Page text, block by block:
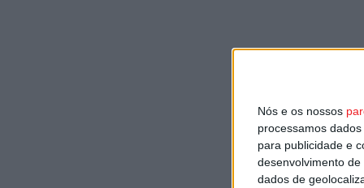
Nós e os nossos
processamos
para publicidade e
desenvolvimento de
dados de